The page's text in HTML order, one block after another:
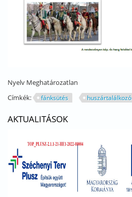
Nyelv Meghatározatlan
Címkék:
fánksütés huszártalálkozó
AKTUALITÁSOK